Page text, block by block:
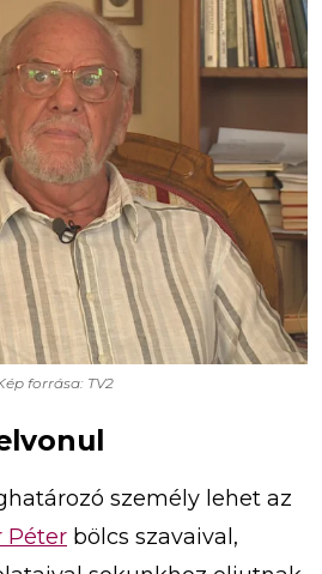
forrása: TV2
személy lehet az
Péter bölcs szavaival,